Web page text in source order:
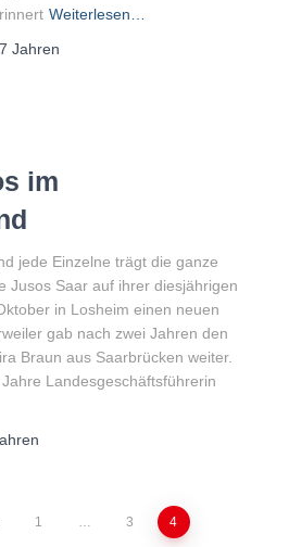
Weiterlesen…
7 Jahren
im
jede Einzelne trägt die ganze
Jusos Saar auf ihrer diesjährigen
in Losheim einen neuen
gab nach zwei Jahren den
Braun aus Saarbrücken weiter.
Landesgeschäftsführerin
1 … 3 4